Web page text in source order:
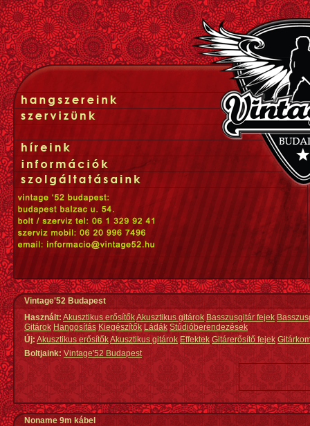
Vintage'52 Budapest
Használt: Akusztikus erősítőkAkusztikus gitárok Basszusgitár fejek
Gitárok Hangosítás Kiegészítők Ládák Stúdióberendezések
Új:Akusztikus erősítőkAkusztikus gitárok Effektek Gitárerősítő fejek
Boltjaink: Vintage'52 Budapest
Noname 9m kábel